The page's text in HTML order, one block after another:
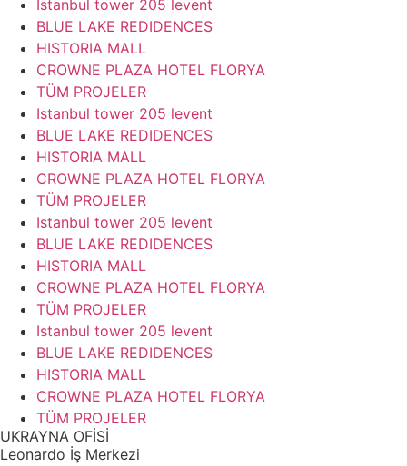
Istanbul tower 205 levent
BLUE LAKE REDIDENCES
HISTORIA MALL
CROWNE PLAZA HOTEL FLORYA
TÜM PROJELER
Istanbul tower 205 levent
BLUE LAKE REDIDENCES
HISTORIA MALL
CROWNE PLAZA HOTEL FLORYA
TÜM PROJELER
Istanbul tower 205 levent
BLUE LAKE REDIDENCES
HISTORIA MALL
CROWNE PLAZA HOTEL FLORYA
TÜM PROJELER
Istanbul tower 205 levent
BLUE LAKE REDIDENCES
HISTORIA MALL
CROWNE PLAZA HOTEL FLORYA
TÜM PROJELER
UKRAYNA OFİSİ
Leonardo İş Merkezi